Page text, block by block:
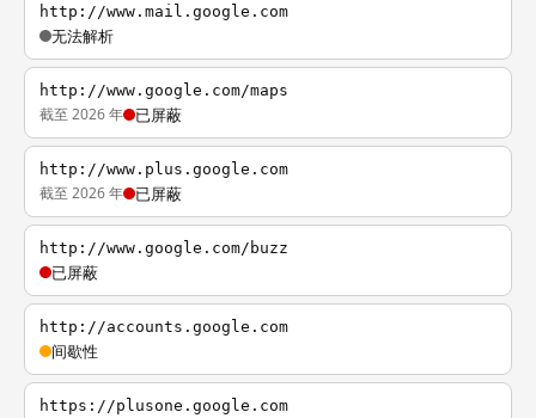
http://www.mail.google.com
无法解析
http://www.google.com/maps
截至 2026 年 已屏蔽
http://www.plus.google.com
截至 2026 年 已屏蔽
http://www.google.com/buzz
已屏蔽
http://accounts.google.com
间歇性
https://plusone.google.com